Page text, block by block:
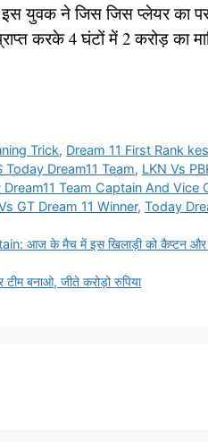
युवक ने जिस जिस प्लेयर का
करके 4 घंटों में 2 करोड़ का
Trick, Dream 11 First Rank
Today Dream11 Team, LKN Vs
Dream11 Team Captain And Vice
GT Dream 11 Winner, Today
आज के मैच में इस खिलाड़ी को कैप्टन और
बनाओ, जीते करोड़ो रुपिया